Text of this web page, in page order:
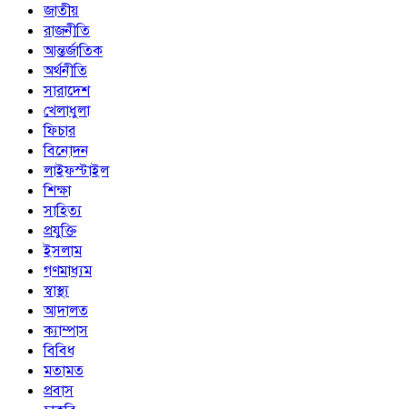
জাতীয়
রাজনীতি
আন্তর্জাতিক
অর্থনীতি
সারাদেশ
খেলাধুলা
ফিচার
বিনোদন
লাইফস্টাইল
শিক্ষা
সাহিত্য
প্রযুক্তি
ইসলাম
গণমাধ্যম
স্বাস্থ্য
আদালত
ক্যাম্পাস
বিবিধ
মতামত
প্রবাস